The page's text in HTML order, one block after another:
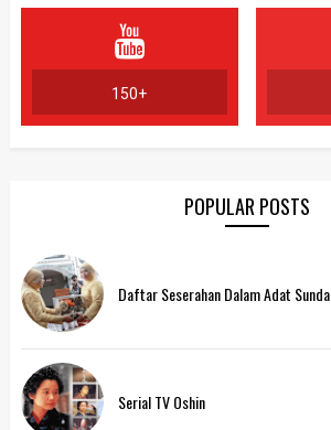
150+
POPULAR POSTS
Daftar Seserahan Dalam Adat Sunda
Serial TV Oshin